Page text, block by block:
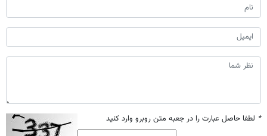
* لطفا حاصل عبارت را در جعبه متن روبرو وارد کنید